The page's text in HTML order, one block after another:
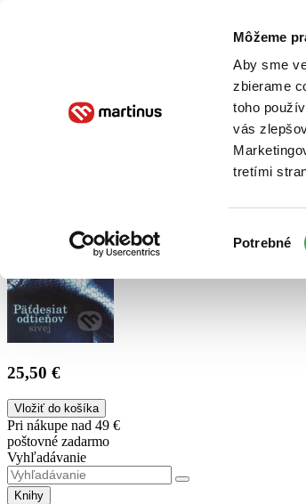
Môžeme
Aby sme
zbierame
toho
vás
tretími
súhlasu
Potrebné
Poukážky
25,50 €
Vložiť do košíka
Pri nákupe nad 49 €
poštovné zadarmo
Vyhľadávanie
Knihy